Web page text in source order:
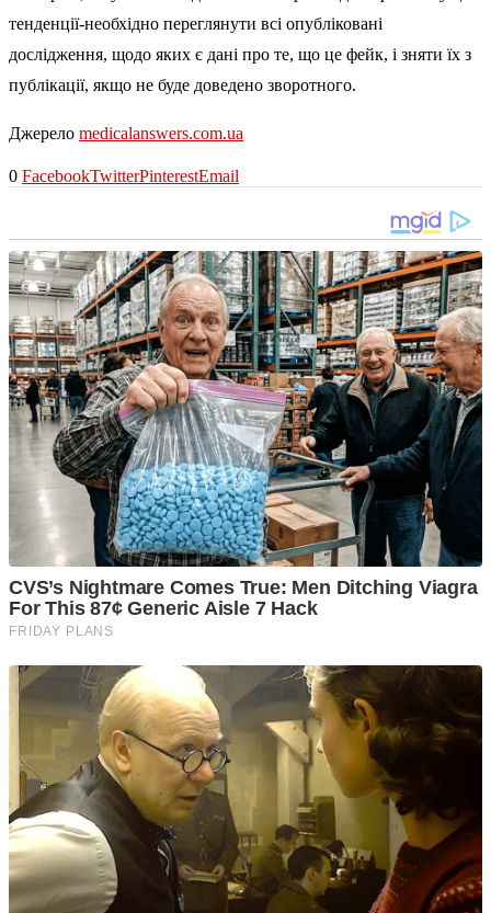
тенденції-необхідно переглянути всі опубліковані
дослідження, щодо яких є дані про те, що це фейк, і зняти їх з
публікації, якщо не буде доведено зворотного.
Джерело medicalanswers.com.ua
0 FacebookTwitterPinterestEmail